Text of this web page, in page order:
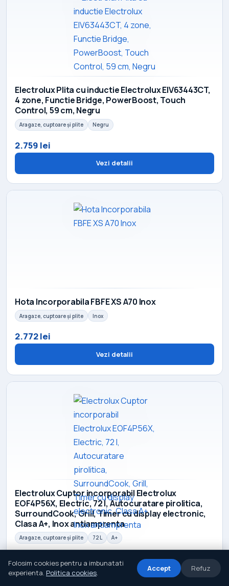
Electrolux Plita cu inductie Electrolux EIV63443CT,
4 zone, Functie Bridge, PowerBoost, Touch
Control, 59 cm, Negru
Aragaze, cuptoare și plite Negru
2.759 lei
Vezi detalii
Hota Incorporabila FBFE XS A70 Inox
Aragaze, cuptoare și plite Inox
2.772 lei
Vezi detalii
Electrolux Cuptor incorporabil Electrolux
EOF4P56X, Electric, 72 l, Autocuratare pirolitica,
SurroundCook, Grill, Timer cu display electronic,
Clasa A+, Inox antiamprenta
Aragaze, cuptoare și plite 72 L A+
2.777 lei
Vezi detalii
Folosim cookies pentru a imbunatati
experienta. Politica cookies. Accept Refuz